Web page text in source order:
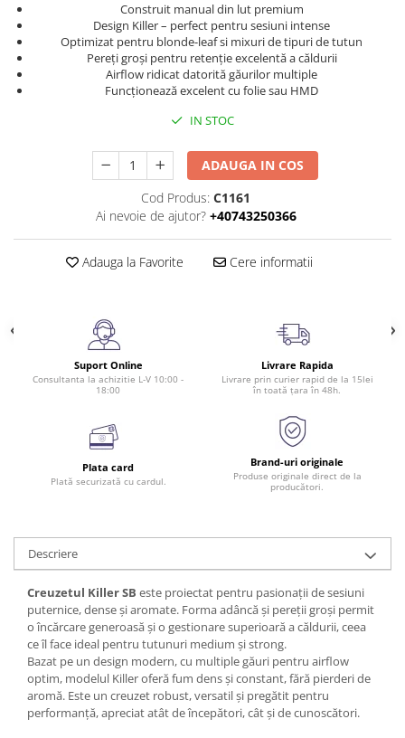
Construit manual din lut premium
Design Killer – perfect pentru sesiuni intense
Optimizat pentru blonde-leaf si mixuri de tipuri de tutun
Pereți groși pentru retenție excelentă a căldurii
Airflow ridicat datorită găurilor multiple
Funcționează excelent cu folie sau HMD
IN STOC
ADAUGA IN COS
Cod Produs: C1161
Ai nevoie de ajutor? +40743250366
Adauga la Favorite Cere informatii
Suport Online
Consultanta la achizitie L-V 10:00 -
18:00
Livrare Rapida
Livrare prin curier rapid de la 15lei
în toată țara în 48h.
Plata card
Plată securizată cu cardul.
Brand-uri originale
Produse originale direct de la
producători.
Descriere
Creuzetul Killer SB este proiectat pentru pasionații de sesiuni
puternice, dense și aromate. Forma adâncă și pereții groși permit
o încărcare generoasă și o gestionare superioară a căldurii, ceea
ce îl face ideal pentru tutunuri medium și strong.
Bazat pe un design modern, cu multiple găuri pentru airflow
optim, modelul Killer oferă fum dens și constant, fără pierderi de
aromă. Este un creuzet robust, versatil și pregătit pentru
performanță, apreciat atât de începători, cât și de cunoscători.